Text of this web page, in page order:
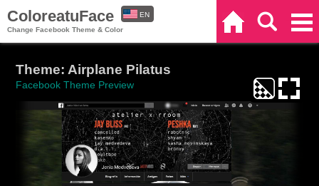
ColoreatuFace
Change Facebook Theme & Color
EN
Theme: Airplane Pilatus
Facebook Theme Preview